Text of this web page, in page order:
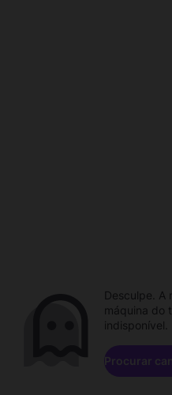
Desculpe. A
máquina do
indisponível.
Procurar